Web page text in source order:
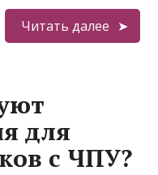
Читать далее
для
с ЧПУ?